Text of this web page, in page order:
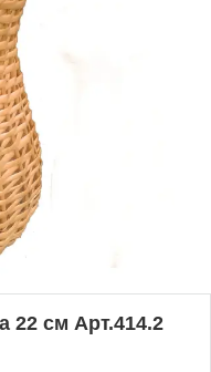
22 см Арт.414.2